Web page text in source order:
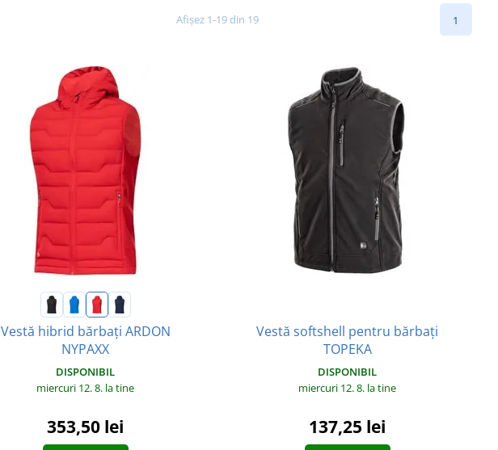
Afișez 1-19 din 19 1
Vestă hibrid bărbați ARDON
NYPAXX
DISPONIBIL
miercuri 12. 8. la tine
353,50 lei
Vestă softshell pentru bărbați
TOPEKA
DISPONIBIL
miercuri 12. 8. la tine
137,25 lei